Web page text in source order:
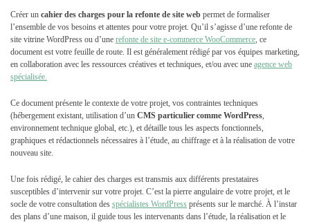
Créer un cahier des charges pour la refonte de site web permet de formaliser
l’ensemble de vos besoins et attentes pour votre projet. Qu’il s’agisse d’une refonte de
site vitrine WordPress ou d’une refonte de site e-commerce WooCommerce, ce
document est votre feuille de route. Il est généralement rédigé par vos équipes marketing,
en collaboration avec les ressources créatives et techniques, et/ou avec une agence web
spécialisée.
Ce document présente le contexte de votre projet, vos contraintes techniques
(hébergement existant, utilisation d’un CMS particulier comme WordPress,
environnement technique global, etc.), et détaille tous les aspects fonctionnels,
graphiques et rédactionnels nécessaires à l’étude, au chiffrage et à la réalisation de votre
nouveau site.
Une fois rédigé, le cahier des charges est transmis aux différents prestataires
susceptibles d’intervenir sur votre projet. C’est la pierre angulaire de votre projet, et le
socle de votre consultation des spécialistes WordPress présents sur le marché. À l’instar
des plans d’une maison, il guide tous les intervenants dans l’étude, la réalisation et le